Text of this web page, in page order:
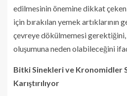
edilmesinin önemine dikkat
için bırakılan yemek artıklarının
çevreye dökülmemesi gerektiğini,
oluşumuna neden olabileceğini
Bitki Sinekleri ve Kronomidler
Karıştırılıyor